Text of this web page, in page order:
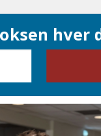
hver